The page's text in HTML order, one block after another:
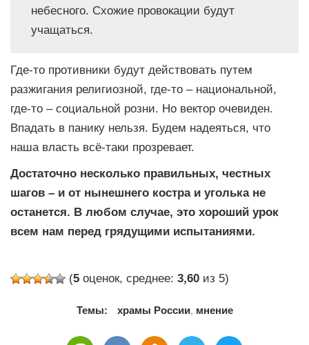
небесного. Схожие провокации будут
учащаться.
Где-то противники будут действовать путем
разжигания религиозной, где-то – национальной,
где-то – социальной розни. Но вектор очевиден.
Впадать в панику нельзя. Будем надеяться, что
наша власть всё-таки прозревает.
Достаточно несколько правильных, честных
шагов – и от нынешнего костра и уголька не
останется. В любом случае, это хороший урок
всем нам перед грядущими испытаниями.
(5 оценок, среднее: 3,60 из 5)
Темы: храмы России, мнение